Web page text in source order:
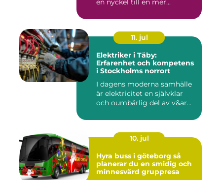
en nyckel till en mer...
11. jul
Elektriker i Täby:
Erfarenhet och kompetens
i Stockholms norrort
I dagens moderna samhälle
är elektricitet en självklar
och oumbärlig del av v&ar...
10. jul
Hyra buss i göteborg så
planerar du en smidig och
minnesvärd gruppresa